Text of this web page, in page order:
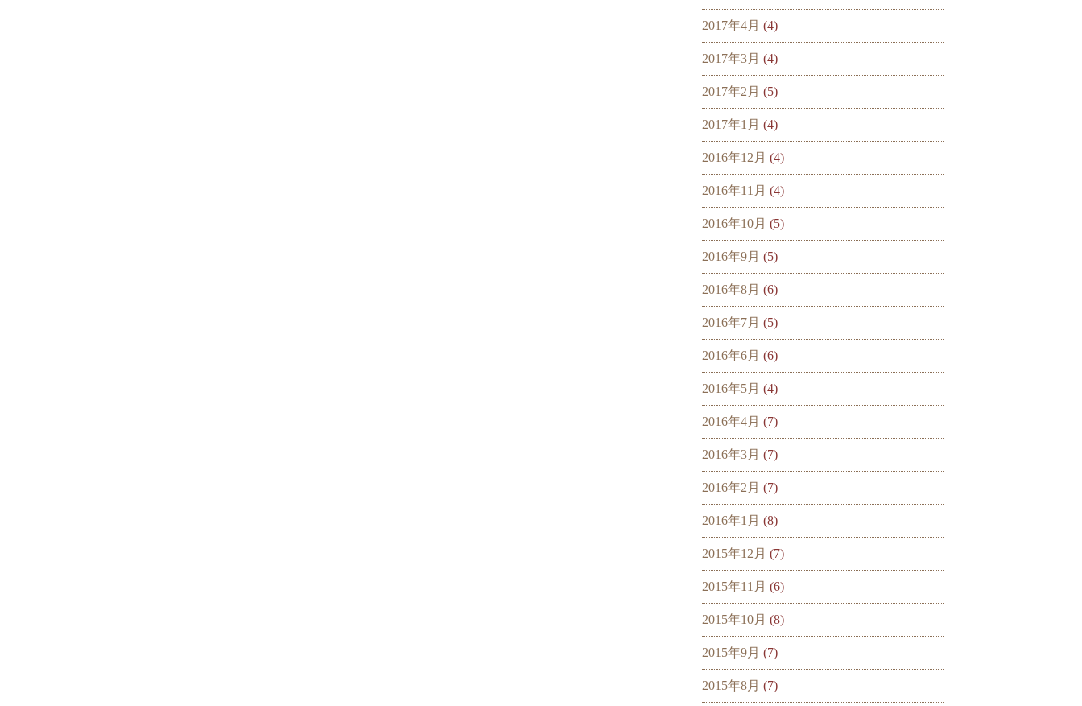
2017年4月 (4)
2017年3月 (4)
2017年2月 (5)
2017年1月 (4)
2016年12月 (4)
2016年11月 (4)
2016年10月 (5)
2016年9月 (5)
2016年8月 (6)
2016年7月 (5)
2016年6月 (6)
2016年5月 (4)
2016年4月 (7)
2016年3月 (7)
2016年2月 (7)
2016年1月 (8)
2015年12月 (7)
2015年11月 (6)
2015年10月 (8)
2015年9月 (7)
2015年8月 (7)